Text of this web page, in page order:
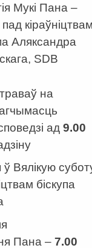
Мукі Пана –
пад
Аляксандра
SDB
на
ад9.00
ў Вялікую
біскупа
Пана –7.00